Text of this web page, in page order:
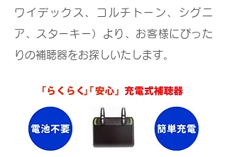
ワイデックス、コルチトーン、シグニ
ア、スターキー）より、お客様にぴった
りの補聴器をお探しいたします。